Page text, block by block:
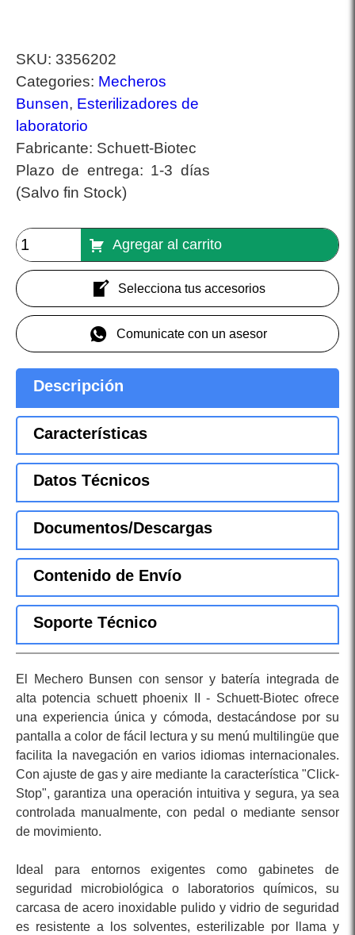
SKU: 3356202
Categories: Mecheros
Bunsen, Esterilizadores de
laboratorio
Fabricante: Schuett-Biotec
Plazo de entrega: 1-3 días
(Salvo fin Stock)
Agregar al carrito
Selecciona tus accesorios
Comunicate con un asesor
Descripción
Características
Datos Técnicos
Documentos/Descargas
Contenido de Envío
Soporte Técnico
El Mechero Bunsen con sensor y batería integrada de
alta potencia schuett phoenix II - Schuett-Biotec ofrece
una experiencia única y cómoda, destacándose por su
pantalla a color de fácil lectura y su menú multilingüe que
facilita la navegación en varios idiomas internacionales.
Con ajuste de gas y aire mediante la característica "Click-
Stop", garantiza una operación intuitiva y segura, ya sea
controlada manualmente, con pedal o mediante sensor
de movimiento.
Ideal para entornos exigentes como gabinetes de
seguridad microbiológica o laboratorios químicos, su
carcasa de acero inoxidable pulido y vidrio de seguridad
es resistente a los solventes, esterilizable por llama y